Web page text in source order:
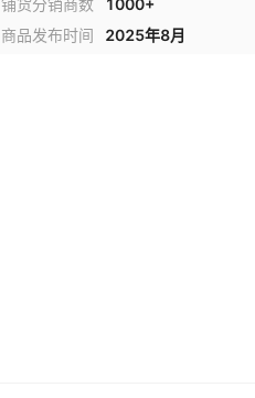
铺货分销商数 1000+
商品发布时间 2025年8月